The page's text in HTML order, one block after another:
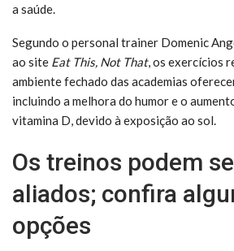
a saúde.
Segundo o personal trainer Domenic
ao site Eat This, Not That, os exercícios
ambiente fechado das academias
incluindo a melhora do humor e o
vitamina D, devido à exposição ao sol.
Os treinos podem
aliados; confira
opções